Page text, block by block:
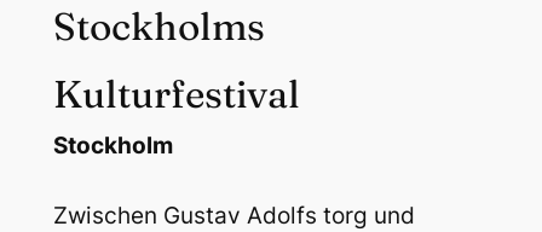
Stockholms
Kulturfestival
Stockholm
Zwischen Gustav Adolfs torg und